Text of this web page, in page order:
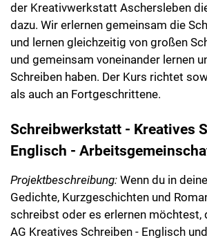
der Kreativwerkstatt Aschersleben
dazu. Wir erlernen gemeinsam die
und lernen gleichzeitig von großen
und gemeinsam voneinander lernen
Schreiben haben. Der Kurs richtet
als auch an Fortgeschrittene.
Schreibwerkstatt - Kreatives
Englisch -
Projektbeschreibung: Wenn du in
Gedichte, Kurzgeschichten und
schreibst oder es erlernen möchtest,
AG Kreatives Schreiben - Englisch